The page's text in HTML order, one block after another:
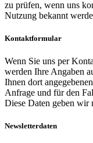
zu prüfen, wenn uns
Nutzung bekannt
Kontaktformular
Wenn Sie uns per
werden Ihre Angaben
Ihnen dort
Anfrage und für den
Diese Daten geben
Newsletterdaten